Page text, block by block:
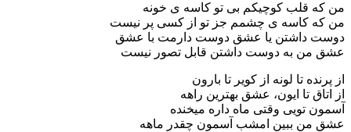
قلب کوچیکم بی تو کاسه ی خونه
کاسه ی چشمم جز تو از کسی پر نیست
داشتن یا عشق دوست دارمت با عشق
به دوست داشتن قابل تصور نیست
تا لونه از کویر تا بارون
تا ایون، عشق بهترین راهه
تویی وقتی ماه داره میخنده
ببین امشب آسمون چقدر ماهه